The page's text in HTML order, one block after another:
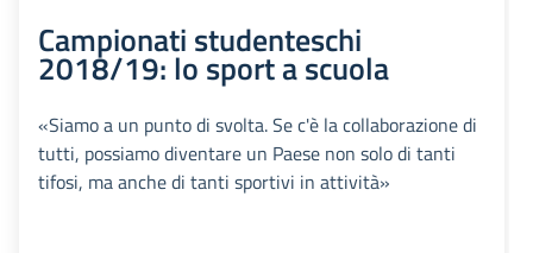
Campionati studenteschi
2018/19: lo sport a scuola
«Siamo a un punto di svolta. Se c'è la collaborazione di
tutti, possiamo diventare un Paese non solo di tanti
tifosi, ma anche di tanti sportivi in attività»